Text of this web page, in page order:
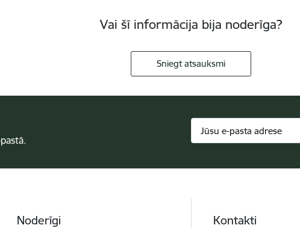
Vai šī informācija bija noderīga?
Sniegt atsauksmi
Noderīgi Kontakti